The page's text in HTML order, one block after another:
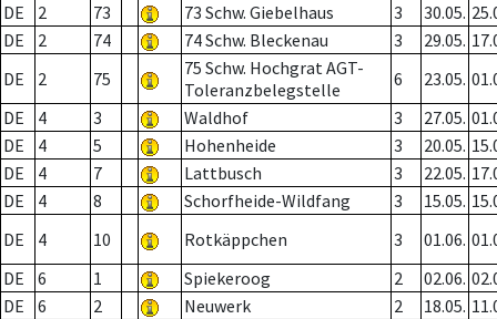
DE
2 73 73 Schw. Giebelhaus 3 30.05.
DE
2 74 74 Schw. Bleckenau 3 29.05.
DE
2 75
75 Schw. Hochgrat AGT-
Toleranzbelegstelle
6 23.05.
DE
4 3 Waldhof 3 27.05.
DE
4 5 Hohenheide 3 20.05.
DE
4 7 Lattbusch 3 22.05.
DE
4 8 Schorfheide-Wildfang 3 15.05.
DE
4 10 Rotkäppchen 3 01.06.
DE
6 1 Spiekeroog 2 02.06.
DE
6 2 Neuwerk 2 18.05.